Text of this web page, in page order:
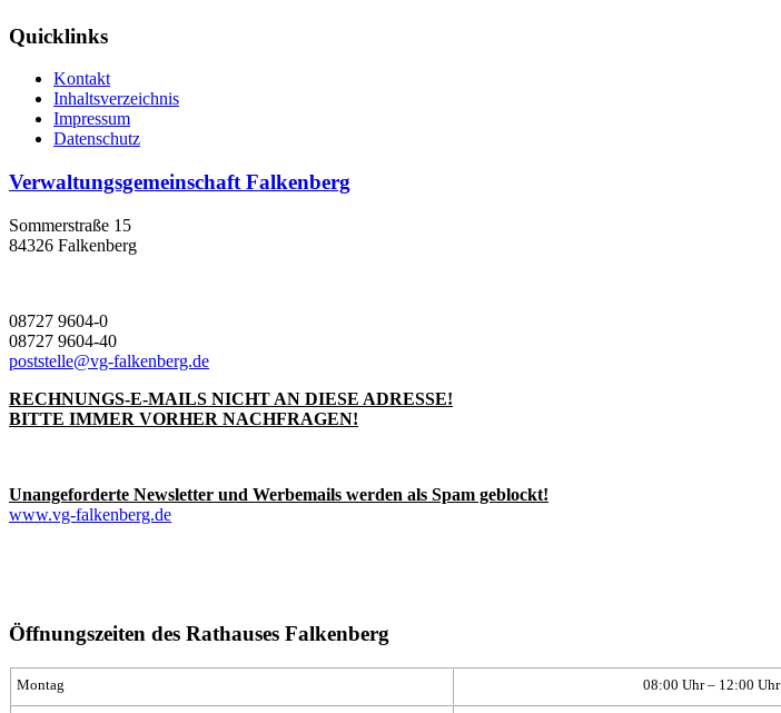
Quicklinks
Kontakt
Inhaltsverzeichnis
Impressum
Datenschutz
Verwaltungsgemeinschaft Falkenberg
Sommerstraße 15
84326 Falkenberg
08727 9604-0
08727 9604-40
poststelle@vg-falkenberg.de
RECHNUNGS-E-MAILS NICHT AN DIESE ADRESSE!
BITTE IMMER VORHER NACHFRAGEN!
Unangeforderte Newsletter und Werbemails werden als Spam geblockt!
www.vg-falkenberg.de
Öffnungszeiten des Rathauses Falkenberg
Montag 08:00 Uhr – 12:00 Uhr